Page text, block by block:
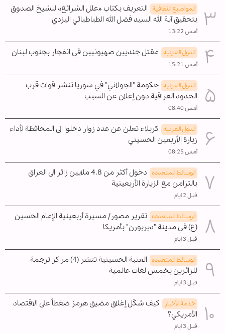
المواضیع الثقافية التعريف بكتاب «علل الشرائع» للشيخ الصدوق
بتحقيق آية الله السيد فضل الله الطباطبائي اليزدي
أمس 13:22
الدول العربیه مقتل جنديين صهيونيين في انفجار بجنوب لبنان
أمس 15:21
الدول العربیه حكومة "الجولاني" في سوريا تنشر قوات قرب
الحدود العراقية دون إعلان عن السبب
أمس 08:40
الدول العربیه كربلاء تعلن عن عدد زوار دخلوا الى المحافظة لأداء
زيارة الأربعين الحسيني
أمس 08:25
الوسائط المتعدده
دخول أكثر من 4.8 ملايين زائر الى العراق
بالتزامن مع الزيارة الأربعينية
قبل 2 ايام
الوسائط المتعدده تقرير مصور/ مسيرة أربعينية الإمام الحسين
(ع) في مدينة "ديربورن" بأمريكا
قبل 3 ايام
الوسائط المتعدده
العتبة الحسينية تنشر (4) مراكز ترجمة
للزائرين بخمس لغات عالمية
قبل 3 ايام
خدمة الأخبار
كيف شكّل إغلاق مضيق هرمز ضغطاً على الاقتصاد
الأمريكي؟
قبل 3 ايام